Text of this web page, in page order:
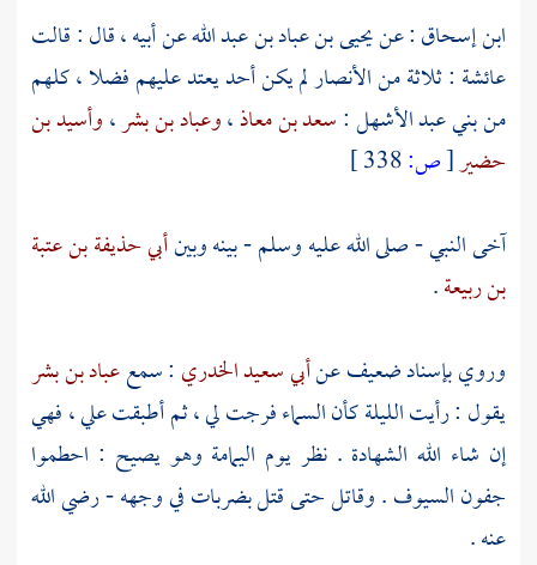
ابن إسحاق: عنيحيى بن عباد بن عبد اللهعن أبيه ، قال : قالت
عائشة : ثلاثة منالأنصارلم يكن أحد يعتد عليهم فضلا ، كلهم
منبني عبد الأشهل:سعد بن معاذ،وعباد بن بشر،وأسيد بن
حضير[ص:
آخى النبي - صلى الله عليه وسلم - بينه وبينأبي حذيفة بن عتبة
بن ربيعة.
وروي بإسناد ضعيف عنأبي سعيد الخدري : سمععباد بن بشر
يقول : رأيت الليلة كأن السماء فرجت لي ، ثم أطبقت علي ، فهي
إن شاء الله الشهادة . نظر يوم اليمامة وهو يصيح : احطموا
جفون السيوف . وقاتل حتى قتل بضربات في وجهه - رضي الله
عنه .